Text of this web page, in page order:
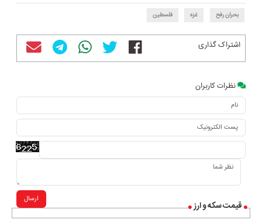
قیمت سکه و ارز
بحران رفح غزه فلسطین
اشتراک گذاری
نظرات کاربران
ارسال